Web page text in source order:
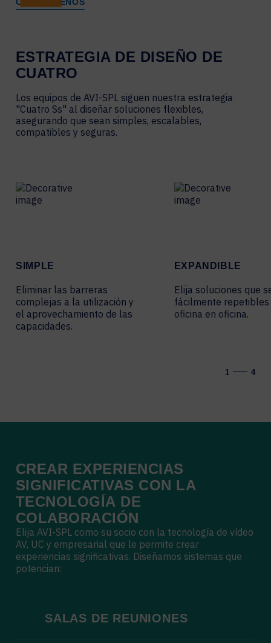
ESTRATEGIA DE DISEÑO DE
CUATRO
Los equipos de AVI-SPL siguen nuestra estrategia
"Cuatro Ss" al diseñar soluciones flexibles,
asegurando que sean simples, escalables,
compatibles y seguras.
SIMPLE
Eliminar las barreras
complejas a la utilización y
el aprovechamiento de las
capacidades.
EXPANDIBLE
Elija soluciones que
fácilmente repetibles
oficina en oficina.
1 4
CREAR EXPERIENCIAS
SIGNIFICATIVAS CON LA
TECNOLOGÍA DE
COLABORACIÓN
Elija AVI-SPL como su socio con la tecnología de vídeo
AV, UC y empresarial que le permite crear
experiencias significativas. Diseñamos sistemas que
potencian:
SALAS DE REUNIONES